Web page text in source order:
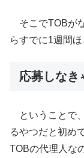
そこでTOBが
らすでに1週間ほ
応募しなき
ということで
るやつだと初め
TOBの代理人な